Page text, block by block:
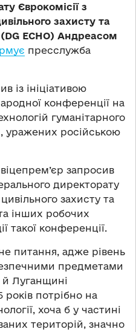
Єврокомісії з
захисту та
ECHO) Андреасом
пресслужба
із ініціативою
конференції на
гуманітарного
уражених російською
запросив
директорату
захисту та
інших робочих
такої конференції.
питання, адже рівень
предметами
й Луганщині
потрібно на
хоча б у частині
територій, значно